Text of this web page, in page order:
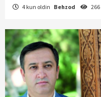
4 kun oldin Behzod 266